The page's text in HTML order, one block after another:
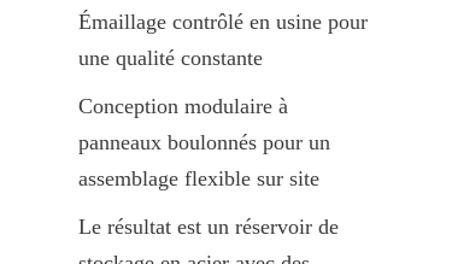
Émaillage contrôlé en usine pour
une qualité constante
Conception modulaire à
panneaux boulonnés pour un
assemblage flexible sur site
Le résultat est un réservoir de